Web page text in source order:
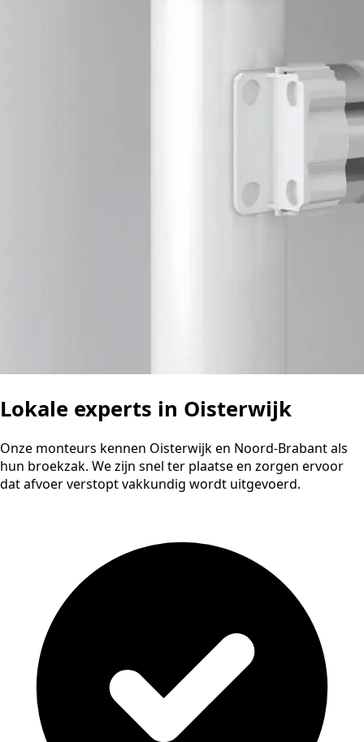
Lokale experts in Oisterwijk
Onze monteurs kennen Oisterwijk en Noord-Brabant als
hun broekzak. We zijn snel ter plaatse en zorgen ervoor
dat afvoer verstopt vakkundig wordt uitgevoerd.